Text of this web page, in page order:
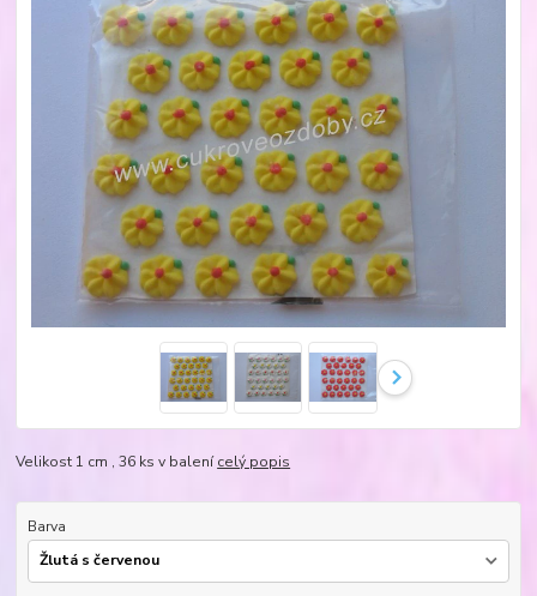
Velikost 1 cm , 36 ks v balenícelý popis
Barva